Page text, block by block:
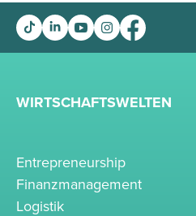
WIRTSCHAFTSWELTEN
Entrepreneurship
Finanzmanagement
Logistik